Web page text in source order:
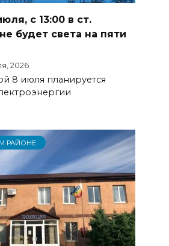
с 13:00 в ст.
будет света на пяти
2026
8 июля планируется
РАЙОНЕ